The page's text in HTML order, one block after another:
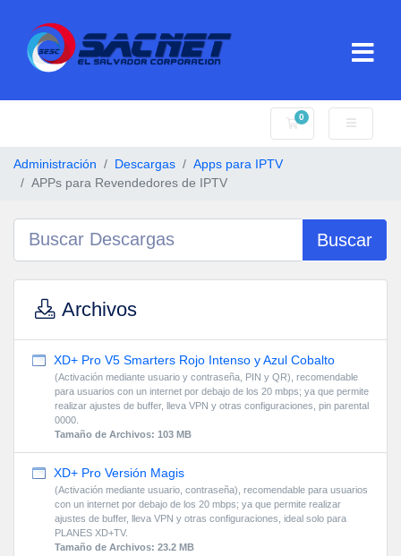
0
Carro de Pedidos
Administración Descargas
Apps para IPTV
APPs para Revendedores de IPTV
Buscar
Archivos
XD+ Pro V5 Smarters Rojo Intenso y Azul Cobalto
(Activación mediante usuario y contraseña, PIN y QR), recomendable
para usuarios con un internet por debajo de los 20 mbps; ya que permite
realizar ajustes de buffer, lleva VPN y otras configuraciones, pin parental
0000.
Tamaño de Archivos: 103 MB
XD+ Pro Versión Magis
(Activación mediante usuario, contraseña), recomendable para usuarios
con un internet por debajo de los 20 mbps; ya que permite realizar
ajustes de buffer, lleva VPN y otras configuraciones, ideal solo para
PLANES XD+TV.
Tamaño de Archivos: 23.2 MB